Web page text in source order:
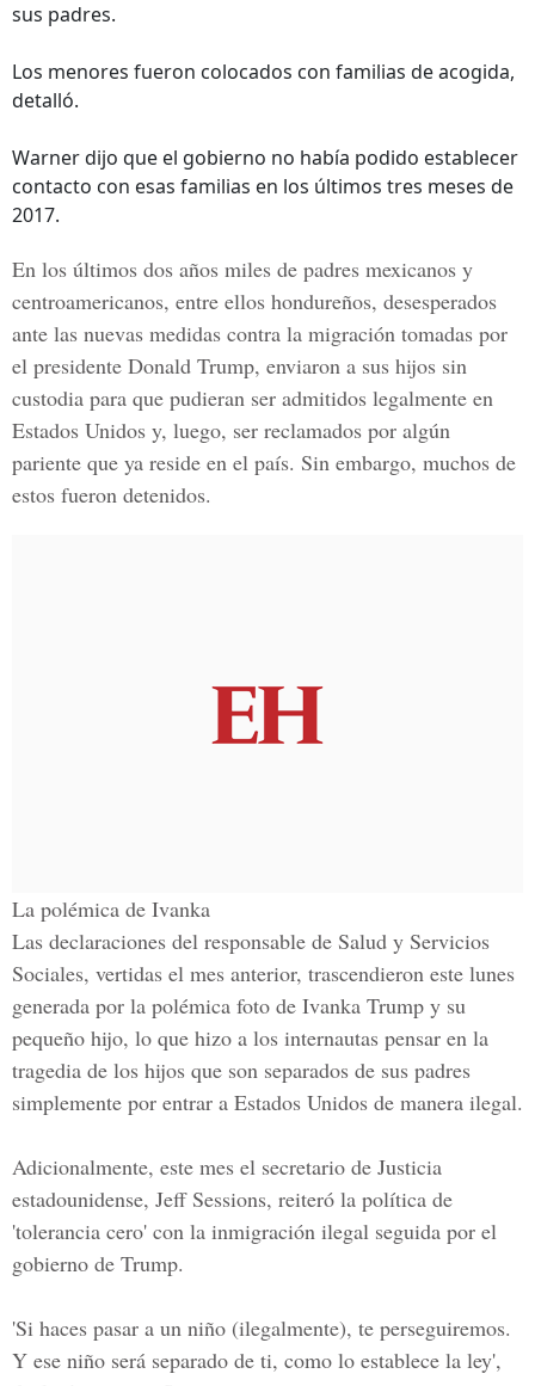
sus padres.
Los menores fueron colocados con familias de acogida,
detalló.
Warner dijo que el gobierno no había podido establecer
contacto con esas familias en los últimos tres meses de
2017.
En los últimos dos años miles de padres mexicanos y
centroamericanos, entre ellos hondureños, desesperados
ante las nuevas medidas contra la migración tomadas por
el presidente Donald Trump, enviaron a sus hijos sin
custodia para que pudieran ser admitidos legalmente en
Estados Unidos y, luego, ser reclamados por algún
pariente que ya reside en el país. Sin embargo, muchos de
estos fueron detenidos.
La polémica de Ivanka
Las declaraciones del responsable de Salud y Servicios
Sociales, vertidas el mes anterior, trascendieron este lunes
generada por la polémica foto de Ivanka Trump y su
pequeño hijo, lo que hizo a los internautas pensar en la
tragedia de los hijos que son separados de sus padres
simplemente por entrar a Estados Unidos de manera ilegal.
Adicionalmente, este mes el secretario de Justicia
estadounidense, Jeff Sessions, reiteró la política de
'tolerancia cero' con la inmigración ilegal seguida por el
gobierno de Trump.
'Si haces pasar a un niño (ilegalmente), te perseguiremos.
Y ese niño será separado de ti, como lo establece la ley',